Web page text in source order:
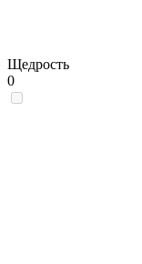
Щедрость
0